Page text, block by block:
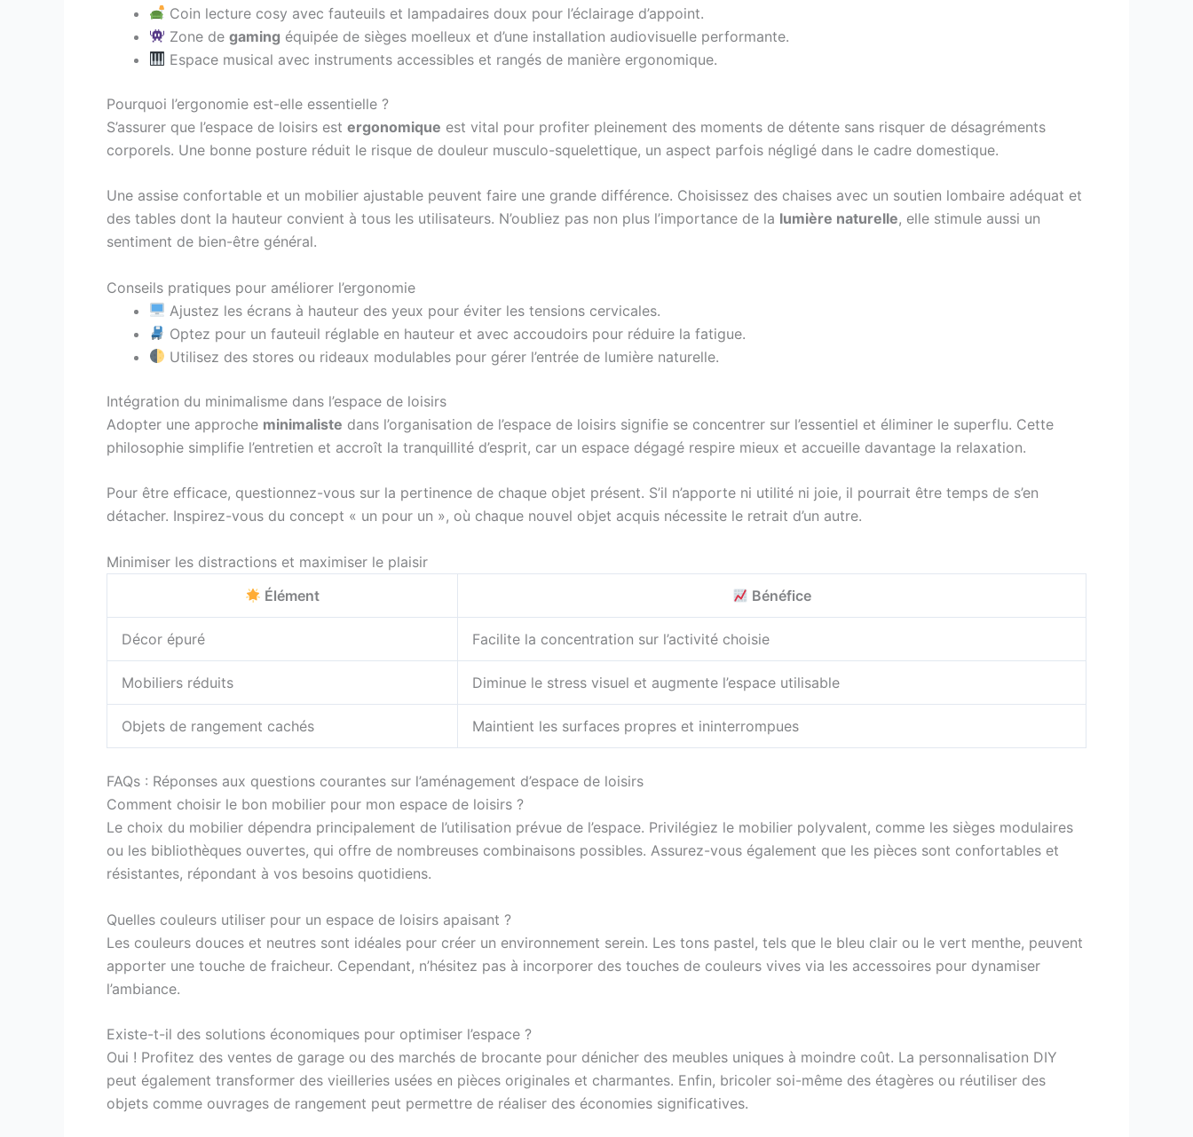
Coin lecture cosy avec fauteuils et lampadaires doux pour l’éclairage d’appoint.
Zone degaming équipée de sièges moelleux et d’une installation audiovisuelle performante.
Espace musical avec instruments accessibles et rangés de manière ergonomique.
Pourquoi l’ergonomie est-elle essentielle ?
S’assurer que l’espace de loisirs est ergonomique est vital pour profiter pleinement des moments de détente sans risquer de désagréments
corporels. Une bonne posture réduit le risque de douleur musculo-squelettique, un aspect parfois négligé dans le cadre domestique.
Une assise confortable et un mobilier ajustable peuvent faire une grande différence. Choisissez des chaises avec un soutien lombaire adéquat et
des tables dont la hauteur convient à tous les utilisateurs. N’oubliez pas non plus l’importance de la lumière naturelle, elle stimule aussi un
sentiment de bien-être général.
Conseils pratiques pour améliorer l’ergonomie
Ajustez les écrans à hauteur des yeux pour éviter les tensions cervicales.
Optez pour un fauteuil réglable en hauteur et avec accoudoirs pour réduire la fatigue.
Utilisez des stores ou rideaux modulables pour gérer l’entrée de lumière naturelle.
Intégration du minimalisme dans l’espace de loisirs
Adopter une approche minimaliste dans l’organisation de l’espace de loisirs signifie se concentrer sur l’essentiel et éliminer le superflu. Cette
philosophie simplifie l’entretien et accroît la tranquillité d’esprit, car un espace dégagé respire mieux et accueille davantage la relaxation.
Pour être efficace, questionnez-vous sur la pertinence de chaque objet présent. S’il n’apporte ni utilité ni joie, il pourrait être temps de s’en
détacher. Inspirez-vous du concept « un pour un », où chaque nouvel objet acquis nécessite le retrait d’un autre.
Minimiser les distractions et maximiser le plaisir
Élément
Bénéfice
Décor épuré Facilite la concentration sur l’activité choisie
Mobiliers réduits Diminue le stress visuel et augmente l’espace utilisable
Objets de rangement cachés Maintient les surfaces propres et ininterrompues
FAQs : Réponses aux questions courantes sur l’aménagement d’espace de loisirs
Comment choisir le bon mobilier pour mon espace de loisirs ?
Le choix du mobilier dépendra principalement de l’utilisation prévue de l’espace. Privilégiez le mobilier polyvalent, comme les sièges modulaires
ou les bibliothèques ouvertes, qui offre de nombreuses combinaisons possibles. Assurez-vous également que les pièces sont confortables et
résistantes, répondant à vos besoins quotidiens.
Quelles couleurs utiliser pour un espace de loisirs apaisant ?
Les couleurs douces et neutres sont idéales pour créer un environnement serein. Les tons pastel, tels que le bleu clair ou le vert menthe, peuvent
apporter une touche de fraicheur. Cependant, n’hésitez pas à incorporer des touches de couleurs vives via les accessoires pour dynamiser
l’ambiance.
Existe-t-il des solutions économiques pour optimiser l’espace ?
Oui ! Profitez des ventes de garage ou des marchés de brocante pour dénicher des meubles uniques à moindre coût. La personnalisation DIY
peut également transformer des vieilleries usées en pièces originales et charmantes. Enfin, bricoler soi-même des étagères ou réutiliser des
objets comme ouvrages de rangement peut permettre de réaliser des économies significatives.